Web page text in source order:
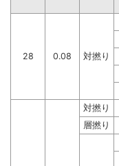
28 0.08 対撚り
対撚り
層撚り